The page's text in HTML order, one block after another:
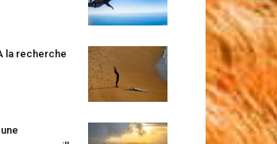
la recherche